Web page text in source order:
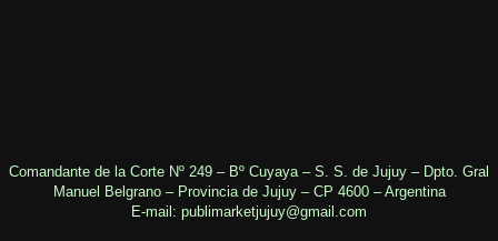
Comandante de la Corte Nº 249 – Bº Cuyaya – S. S. de Jujuy – Dpto. Gral
Manuel Belgrano – Provincia de Jujuy – CP 4600 – Argentina
E-mail: publimarketjujuy@gmail.com